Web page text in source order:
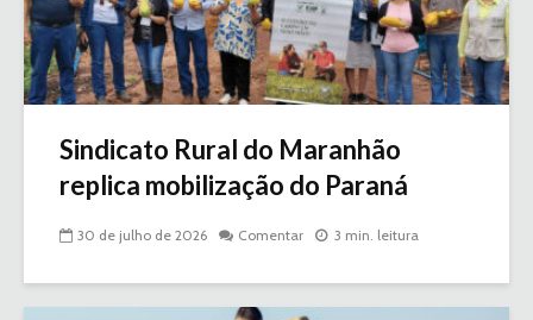
Sindicato Rural do Maranhão
replica mobilização do Paraná
30 de julho de 2026 Comentar 3 min. leitura